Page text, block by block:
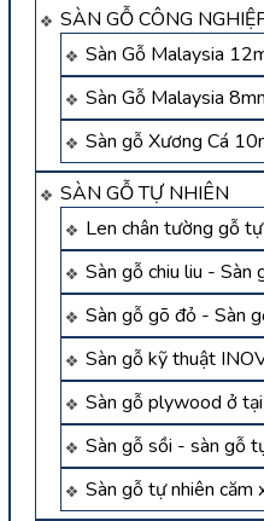
SÀN GỖ CÔNG
Sàn Gỗ Malaysia
Sàn Gỗ Malaysia
Sàn gỗ Xương Cá
SÀN GỖ TỰ NHIÊN
Len chân tường gỗ
Sàn gỗ chiu liu - Sàn
Sàn gỗ gõ đỏ - Sàn
Sàn gỗ kỹ thuật
Sàn gỗ plywood ở
Sàn gỗ sồi - sàn gỗ
Sàn gỗ tự nhiên căm